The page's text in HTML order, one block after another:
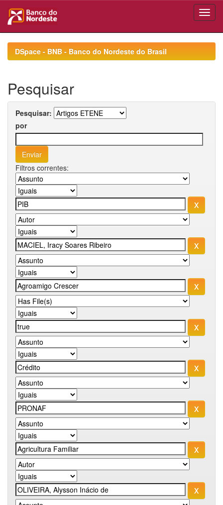
navigationDSpace - BNB - Banco do Nordeste do Brasil
Pesquisar
Pesquisar:
por
Filtros correntes: